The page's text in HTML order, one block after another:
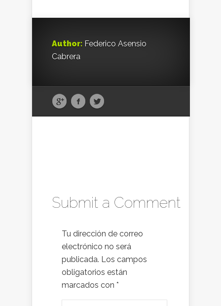
Author: Federico Asensio
Cabrera
Submit a Comment
Tu dirección de correo
electrónico no será
publicada. Los campos
obligatorios están
marcados con *